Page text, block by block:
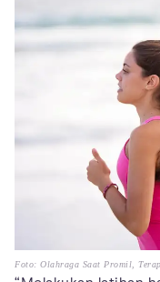
Foto: Olahraga Saat Promil,